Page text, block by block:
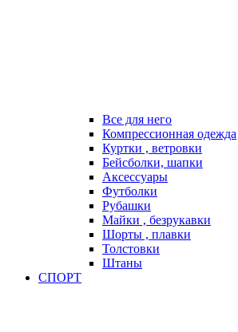
Все для него
Компрессионная одежда
Куртки , ветровки
Бейсболки, шапки
Аксессуары
Футболки
Рубашки
Майки , безрукавки
Шорты , плавки
Толстовки
Штаны
СПОРТ